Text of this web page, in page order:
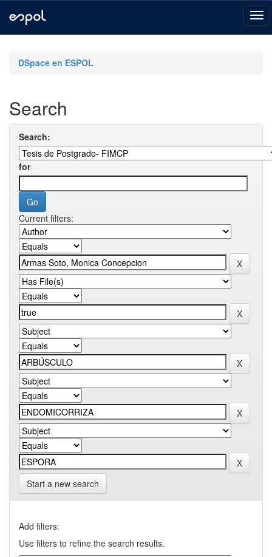
navigationDSpace en ESPOL
Search
Search:
for
Current filters:
Start a new search
Add filters:
Use filters to refine the search results.